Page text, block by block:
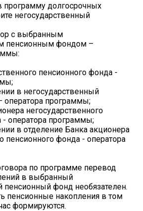
программу долгосрочных
негосударственный
с выбранным
пенсионным фондом –
пенсионного фонда -
в негосударственный
программы;
негосударственного
- оператора программы;
в отделение Банка акционера
пенсионного фонда - оператора
по программе перевод
в выбранный
пенсионный фонд необязателен.
пенсионные накопления в том
формируются.